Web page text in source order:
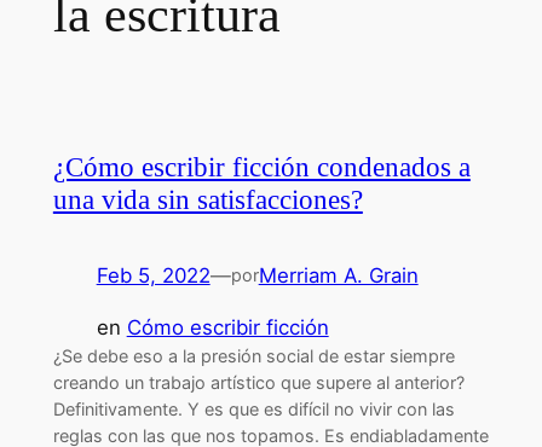
la escritura
¿Cómo escribir ficción condenados a
una vida sin satisfacciones?
Feb 5, 2022—porMerriam A. Grain
en Cómo escribir ficción
¿Se debe eso a la presión social de estar siempre
creando un trabajo artístico que supere al anterior?
Definitivamente. Y es que es difícil no vivir con las
reglas con las que nos topamos. Es endiabladamente